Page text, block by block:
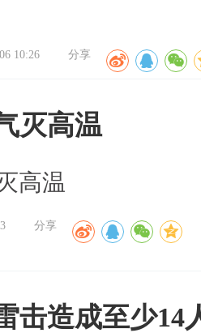
10:26 分享
灭高温
高温
分享
击造成至少14